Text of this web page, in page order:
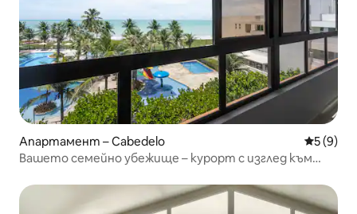
Апартамент – Cabedelo Средна
5 (9)
Вашето семейно убежище – курорт с изглед към